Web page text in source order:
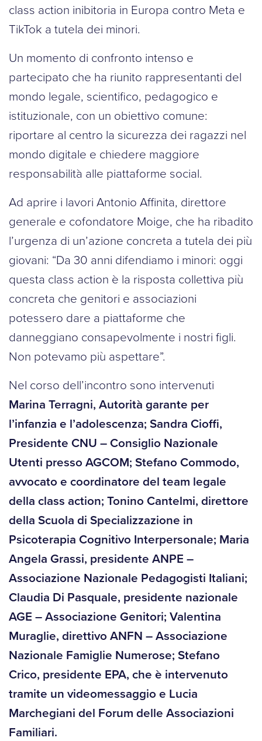
class action inibitoria in Europa contro Meta e
TikTok a tutela dei minori.
Un momento di confronto intenso e
partecipato che ha riunito rappresentanti del
mondo legale, scientifico, pedagogico e
istituzionale, con un obiettivo comune:
riportare al centro la sicurezza dei ragazzi nel
mondo digitale e chiedere maggiore
responsabilità alle piattaforme social.
Ad aprire i lavori Antonio Affinita, direttore
generale e cofondatore Moige, che ha ribadito
l’urgenza di un’azione concreta a tutela dei più
giovani: “Da 30 anni difendiamo i minori: oggi
questa class action è la risposta collettiva più
concreta che genitori e associazioni
potessero dare a piattaforme che
danneggiano consapevolmente i nostri figli.
Non potevamo più aspettare”.
Nel corso dell’incontro sono intervenuti
Marina Terragni, Autorità garante per
l’infanzia e l’adolescenza; Sandra Cioffi,
Presidente CNU – Consiglio Nazionale
Utenti presso AGCOM; Stefano Commodo,
avvocato e coordinatore del team legale
della class action; Tonino Cantelmi, direttore
della Scuola di Specializzazione in
Psicoterapia Cognitivo Interpersonale; Maria
Angela Grassi, presidente ANPE –
Associazione Nazionale Pedagogisti Italiani;
Claudia Di Pasquale, presidente nazionale
AGE – Associazione Genitori; Valentina
Muraglie, direttivo ANFN – Associazione
Nazionale Famiglie Numerose; Stefano
Crico, presidente EPA, che è intervenuto
tramite un videomessaggio e Lucia
Marchegiani del Forum delle Associazioni
Familiari.